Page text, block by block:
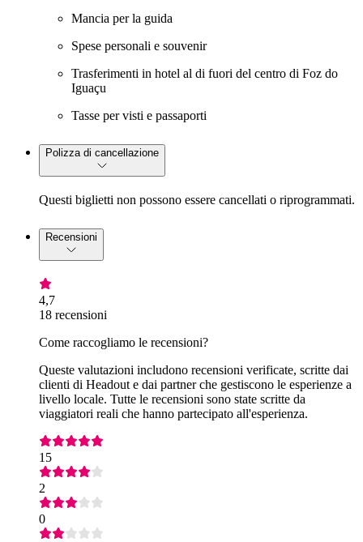
Mancia per la guida
Spese personali e souvenir
Trasferimenti in hotel al di fuori del centro di Foz do
Iguaçu
Tasse per visti e passaporti
Polizza di cancellazione
Questi biglietti non possono essere cancellati o riprogrammati.
Recensioni
4,7
18 recensioni
Come raccogliamo le recensioni?
Queste valutazioni includono recensioni verificate, scritte dai
clienti di Headout e dai partner che gestiscono le esperienze a
livello locale. Tutte le recensioni sono state scritte da
viaggiatori reali che hanno partecipato all'esperienza.
15
2
0